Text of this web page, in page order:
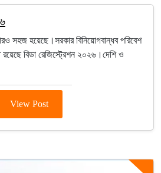
সহজ হয়েছে।সরকার বিনিয়োগবান্ধব পরিবেশ
রয়েছে বিডা রেজিস্ট্রেশন ২০২৬।দেশি ও
View Post